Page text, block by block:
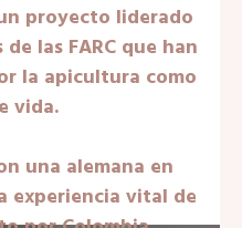
proyecto liderado
las FARC que han
la apicultura como
vida.
una alemana en
experiencia vital de